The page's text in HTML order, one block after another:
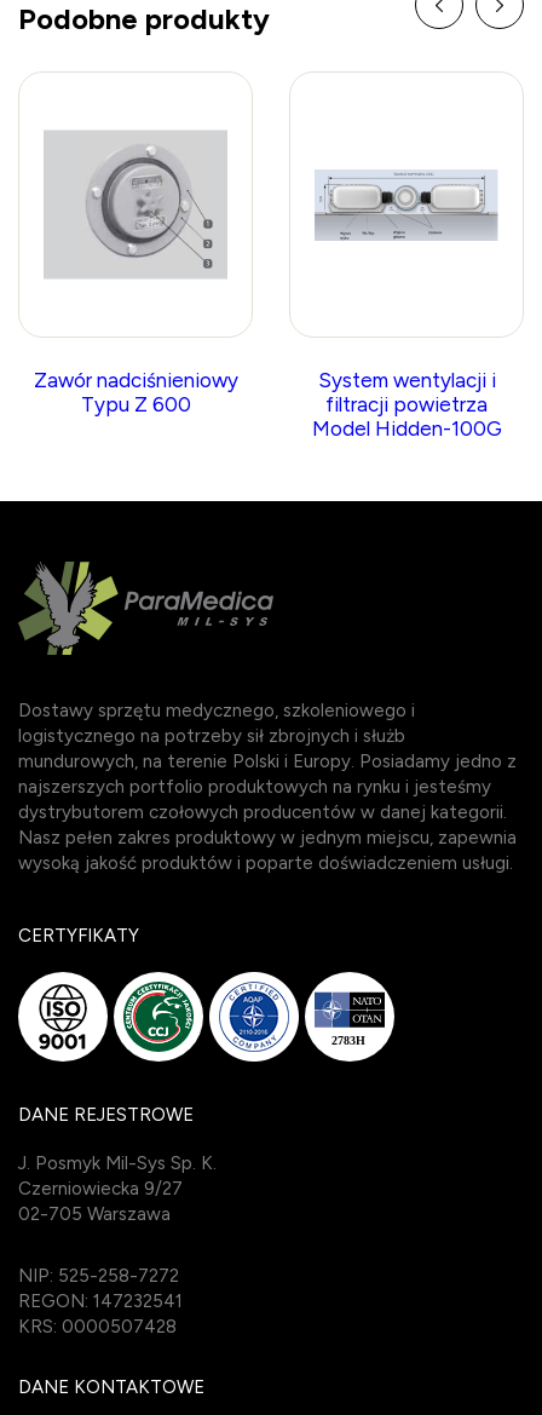
Podobne produkty
Zawór nadciśnieniowy
Typu Z 600
System wentylacji i
filtracji powietrza
Model Hidden-100G
Dostawy sprzętu medycznego, szkoleniowego i
logistycznego na potrzeby sił zbrojnych i służb
mundurowych, na terenie Polski i Europy. Posiadamy jedno z
najszerszych portfolio produktowych na rynku i jesteśmy
dystrybutorem czołowych producentów w danej kategorii.
Nasz pełen zakres produktowy w jednym miejscu, zapewnia
wysoką jakość produktów i poparte doświadczeniem usługi.
CERTYFIKATY
DANE REJESTROWE
J. Posmyk Mil-Sys Sp. K.
Czerniowiecka 9/27
02-705 Warszawa
NIP: 525-258-7272
REGON: 147232541
KRS: 0000507428
DANE KONTAKTOWE